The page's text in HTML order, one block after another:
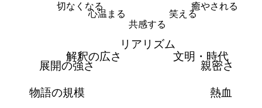
癒やされる
笑える
共感する
心温まる
切なくなる
リアリズム
文明・時代
親密さ
熱血
物語の規模
展開の強さ
解釈の広さ